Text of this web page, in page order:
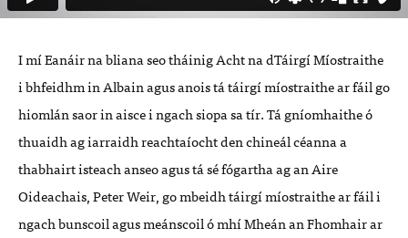
I mí Eanáir na bliana seo tháinig Acht na dTáirgí Míostraithe
i bhfeidhm in Albain agus anois tá táirgí míostraithe ar fáil go
hiomlán saor in aisce i ngach siopa sa tír. Tá gníomhaithe ó
thuaidh ag iarraidh reachtaíocht den chineál céanna a
thabhairt isteach anseo agus tá sé fógartha ag an Aire
Oideachais, Peter Weir, go mbeidh táirgí míostraithe ar fáil i
ngach bunscoil agus meánscoil ó mhí Mheán an Fhomhair ar